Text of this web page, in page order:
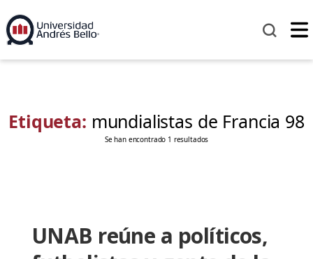
Etiqueta: mundialistas de Francia 98
Se han encontrado 1 resultados
UNAB reúne a políticos,